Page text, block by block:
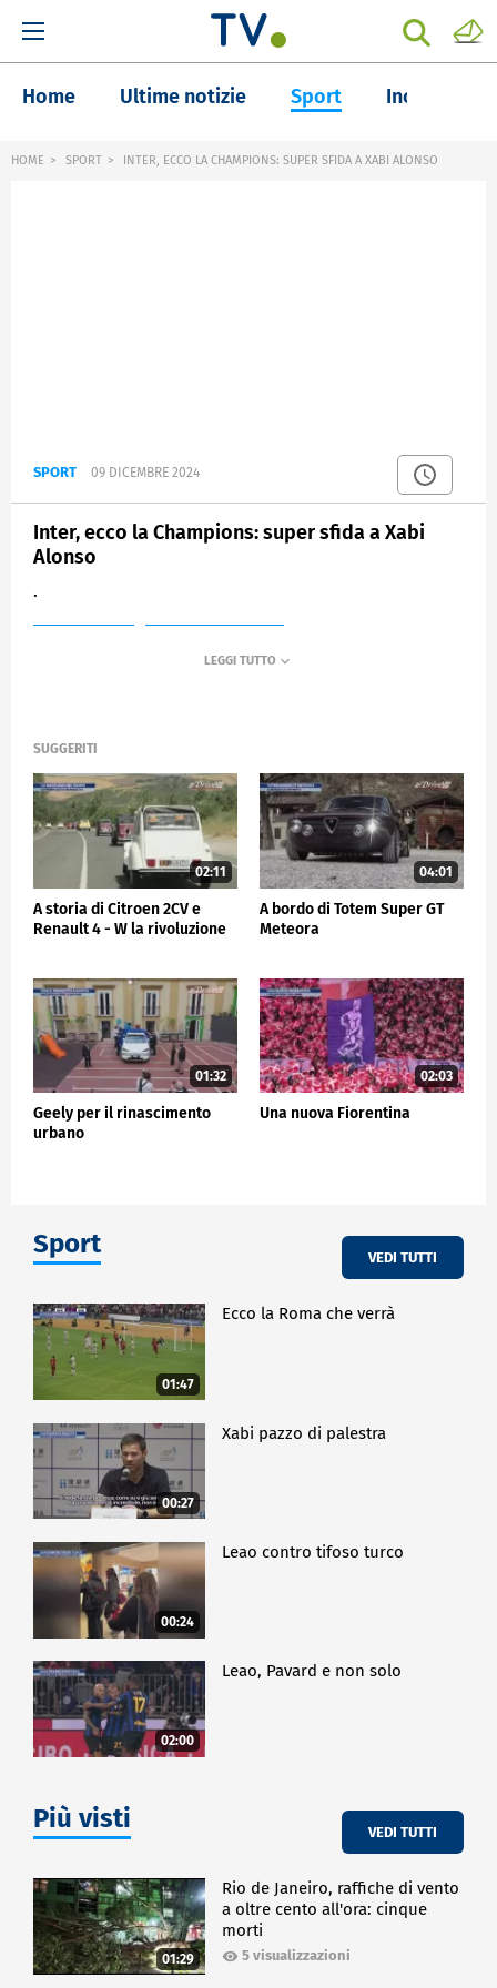
Home Ultime notizie Sport Inchieste
HOME SPORT INTER, ECCO LA CHAMPIONS: SUPER SFIDA A XABI ALONSO
SPORT 09 DICEMBRE 2024
Inter, ecco la Champions: super sfida a Xabi
Alonso
.
SUGGERITI
02:11
A storia di Citroen 2CV e
Renault 4 - W la rivoluzione
04:01
A bordo di Totem Super GT
Meteora
01:32
Geely per il rinascimento
urbano
02:03
Una nuova Fiorentina
Sport VEDI TUTTI
01:47
Ecco la Roma che verrà
00:27
Xabi pazzo di palestra
00:24
Leao contro tifoso turco
02:00
Leao, Pavard e non solo
Più visti VEDI TUTTI
01:29
Rio de Janeiro, raffiche di vento
a oltre cento all'ora: cinque
morti
5 visualizzazioni